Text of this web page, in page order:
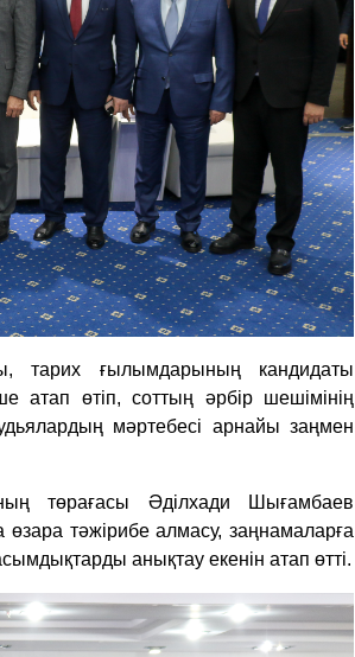
тарих ғылымдарының кандидаты
өтіп, соттың әрбір шешімінің
мәртебесі арнайы заңмен
төрағасы Әділхади Шығамбаев
тәжірибе алмасу, заңнамаларға
анықтау екенін атап өтті.